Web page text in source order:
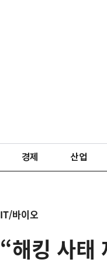
경제 산업
IT/바이오
“해킹 사태